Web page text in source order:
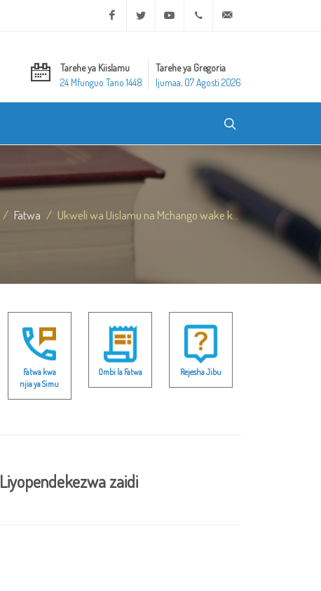
Facebook Twitter Youtube +20 2 25970400
Tarehe ya Kiislamu
24 Mfunguo Tano 1448
Tarehe ya Gregoria
Ijumaa, 07 Agosti 2026
Fatwa Ukweli wa Uislamu na Mchango wake k...
Fatwa kwa
njia ya Simu
Ombi la Fatwa Rejesha Jibu
Liyopendekezwa zaidi